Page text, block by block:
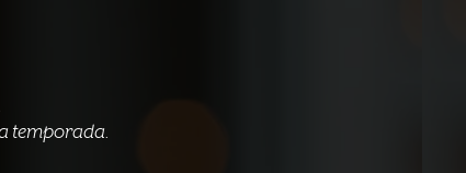
temporada.